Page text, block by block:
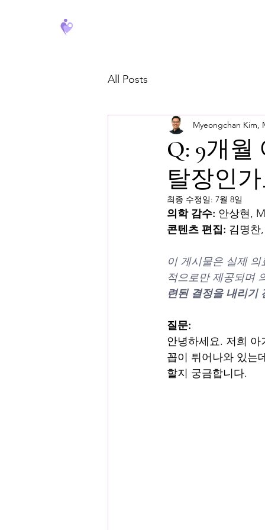
All Posts
Q: 9개월
탈장인
Myeongchan Kim,
최종 수정일: 7월 8일
의학 감수: 안상현,
콘텐츠 편집: 김명찬
이 게시물은 실제
적으로만 제공되며
련된 결정을 내리기
질문:
안녕하세요. 저희
꼽이 튀어나와 있는
할지 궁금합니다.